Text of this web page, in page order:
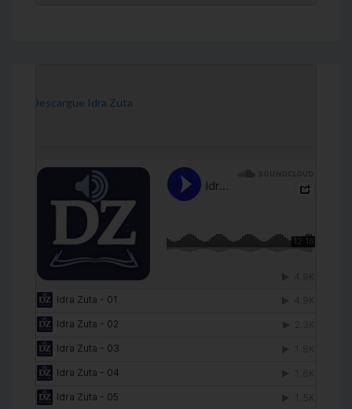
[Descargue Idra Zuta